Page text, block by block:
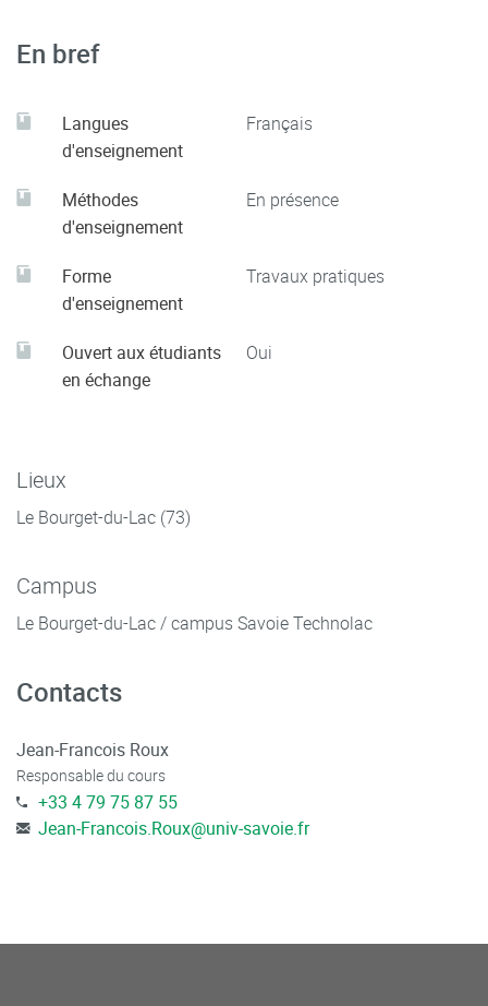
En bref
Langues
d'enseignement
Français
Méthodes
d'enseignement
En présence
Forme
d'enseignement
Travaux pratiques
Ouvert aux étudiants
en échange
Oui
Lieux
Le Bourget-du-Lac (73)
Campus
Le Bourget-du-Lac / campus Savoie Technolac
Contacts
Jean-Francois Roux
Responsable du cours
+33 4 79 75 87 55
Jean-Francois.Roux@univ-savoie.fr